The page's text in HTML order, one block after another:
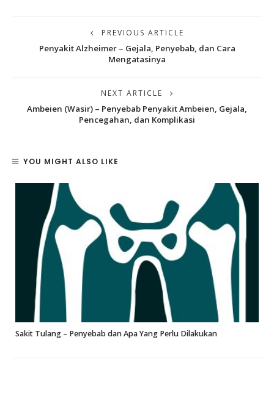
PREVIOUS ARTICLE
Penyakit Alzheimer – Gejala, Penyebab, dan Cara
Mengatasinya
NEXT ARTICLE
Ambeien (Wasir) – Penyebab Penyakit Ambeien, Gejala,
Pencegahan, dan Komplikasi
YOU MIGHT ALSO LIKE
Sakit Tulang – Penyebab dan Apa Yang Perlu Dilakukan